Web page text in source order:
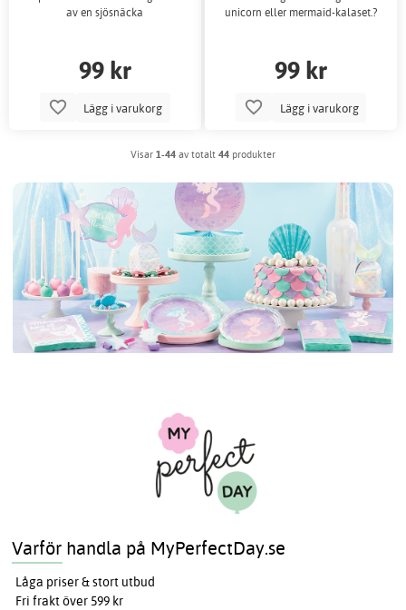
av en sjösnäcka
99 kr
Lägg i varukorg
unicorn eller mermaid-kalaset.?
99 kr
Lägg i varukorg
Visar 1-44 av totalt 44 produkter
Varför handla på MyPerfectDay.se
Låga priser & stort utbud
Fri frakt över 599 kr